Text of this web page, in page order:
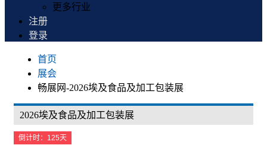
更多行业
注册
登录
首页
展会
畅展网-2026埃及食品及加工包装展
2026埃及食品及加工包装展
倒计时：125天